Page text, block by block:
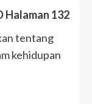
Halaman 132
tentang
kehidupan